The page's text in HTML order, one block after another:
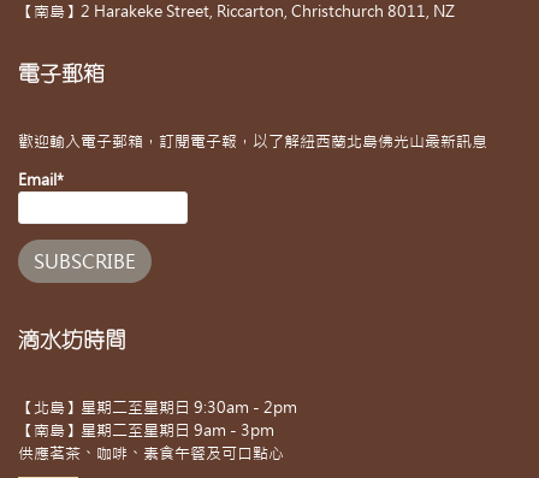
【南島】2 Harakeke Street, Riccarton, Christchurch 8011, NZ
電子郵箱
歡迎輸入電子郵箱，訂閱電子報，以了解紐西蘭北島佛光山最新訊息
Email*
滴水坊時間
【北島】星期二至星期日 9:30am - 2pm
【南島】星期二至星期日 9am - 3pm
供應茗茶、咖啡、素食午餐及可口點心